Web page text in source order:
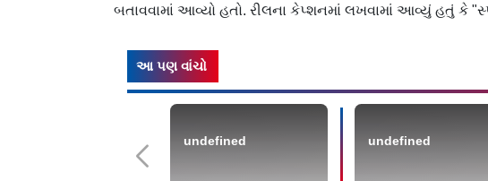
બતાવવામાં આવ્યો હતો. રીલના કેપ્શનમાં લખવામાં આવ્યું હતું કે
આ પણ વાંચો
undefined undefined